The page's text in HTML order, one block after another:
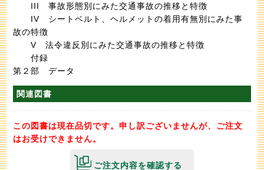
III 事故形態別にみた交通事故の推移と特徴
IV シートベルト、ヘルメットの着用有無別にみた事
故の特徴
V 法令違反別にみた交通事故の推移と特徴
付録
第２部 データ
関連図書
この図書は現在品切です。申し訳ございませんが、ご注文
はお受けできません。
ご注文内容を確認する